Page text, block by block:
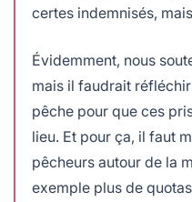
certes indemnisés,
Évidemment, nous
mais il faudrait
pêche pour que ces
lieu. Et pour ça, il faut
pêcheurs autour de la
exemple plus de